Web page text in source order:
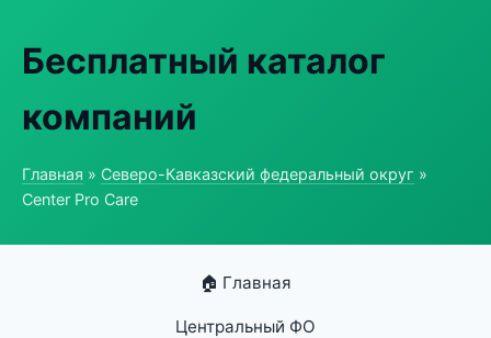
Бесплатный каталог
компаний
Главная » Северо-Кавказский федеральный округ »
Center Pro Care
🏠 Главная
Центральный ФО